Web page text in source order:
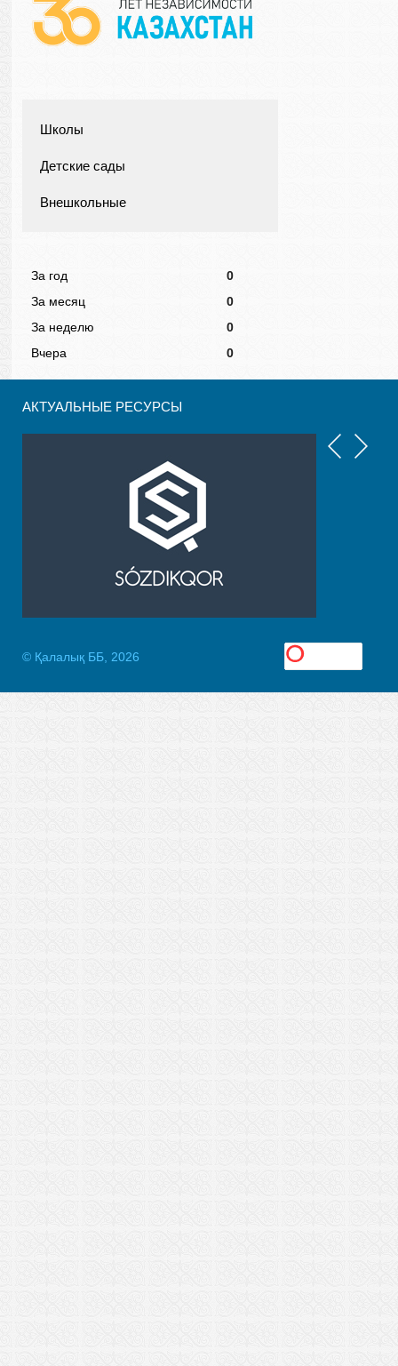
Школы
Детские сады
Внешкольные
За год
0
За месяц
0
За неделю
0
Вчера
0
АКТУАЛЬНЫЕ РЕСУРСЫ
© Қалалық ББ, 2026